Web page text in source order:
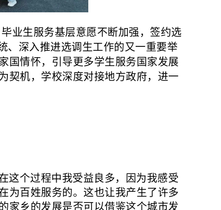
生服务基层意愿不断加强，签约选
、深入推进选调生工作的又一重要举
国情怀，引导更多学生服务国家发展
契机，学校深度对接地方政府，进一
这个过程中我受益良多，因为我感受
为百姓服务的。这也让我产生了许多
家乡的发展是否可以借鉴这个城市发